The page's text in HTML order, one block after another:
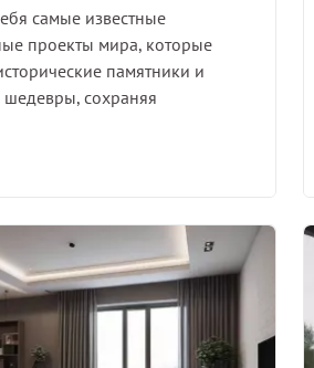
самые известные
проекты мира, которые
памятники и
шедевры, сохраняя